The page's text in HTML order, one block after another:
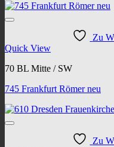
Zu
Quick View
70 BL Mitte / SW
745 Frankfurt Römer neu
Zu